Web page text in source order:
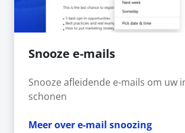
Snooze e-mails
Snooze afleidende e-mails om uw
schonen
Meer over e-mail snoozing